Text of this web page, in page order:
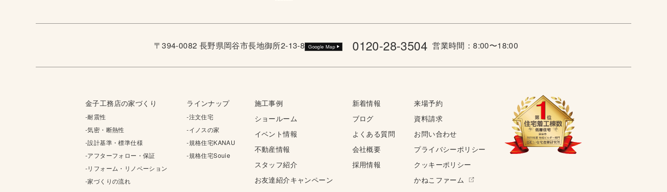
〒394-0082 長野県岡谷市長地御所2-13-8 Google Map 0120-28-3504 営業時間：8:00〜18:00
金子工務店の家づくり
-耐震性
-気密・断熱性
-設計基準・標準仕様
-アフターフォロー・保証
-リフォーム・リノベーション
-家づくりの流れ
ラインナップ
-注文住宅
-イノスの家
-規格住宅KANAU
-規格住宅Souie
施工事例
ショールーム
イベント情報
不動産情報
スタッフ紹介
お友達紹介キャンペーン
新着情報
ブログ
よくある質問
会社概要
採用情報
来場予約
資料請求
お問い合わせ
プライバシーポリシー
クッキーポリシー
かねこファーム